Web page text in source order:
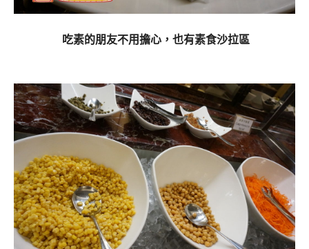
吃素的朋友不用擔心，也有素食沙拉區